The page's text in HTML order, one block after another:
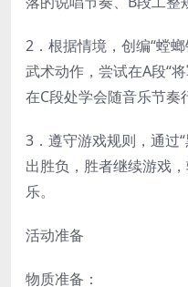
2．根据情境，创编“螳
武术动作，尝试在A段“
在C段处学会随音乐节奏
3．遵守游戏规则，通过
出胜负，胜者继续游戏
乐。
活动准备
物质准备：